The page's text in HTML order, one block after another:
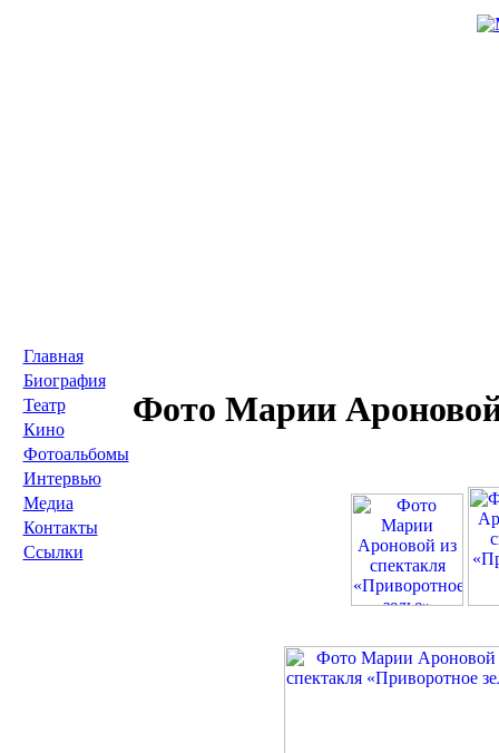
Главная
Биография
Театр
Кино
Фотоальбомы
Интервью
Медиа
Контакты
Ссылки
Фото Марии Ароновой